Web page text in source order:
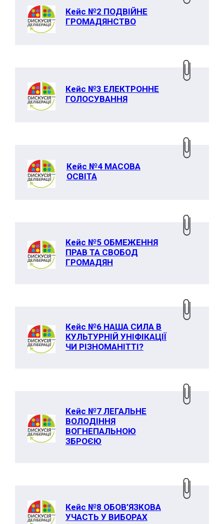
Кейс №2 ПОДВІЙНЕ
ГРОМАДЯНСТВО
Кейс №3 ЕЛЕКТРОННЕ
ГОЛОСУВАННЯ
Кейс №4 МАСОВА
ОСВІТА
Кейс №5 ОБМЕЖЕННЯ
ПРАВ ТА СВОБОД
ГРОМАДЯН
Кейс №6 НАША СИЛА В
КУЛЬТУРНІЙ УНІФІКАЦІЇ
ЧИ РІЗНОМАНІТТІ?
Кейс №7 ЛЕГАЛЬНЕ
ВОЛОДІННЯ
ВОГНЕПАЛЬНОЮ
ЗБРОЄЮ
Кейс №8 ОБОВ’ЯЗКОВА
УЧАСТЬ У ВИБОРАХ